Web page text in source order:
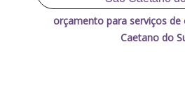
orçamento para serviços de
Caetano do